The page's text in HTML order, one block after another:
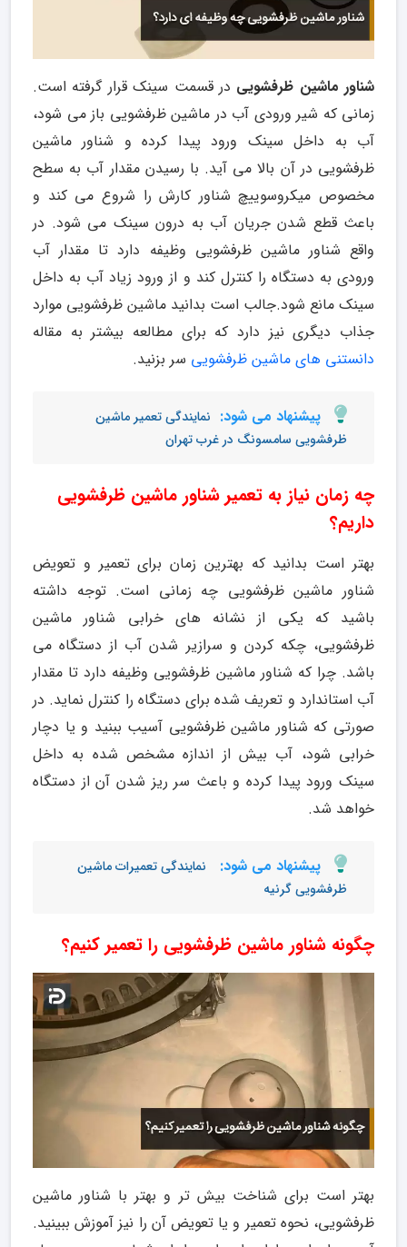
شناور ماشین ظرفشویی در قسمت سینک قرار گرفته است.
زمانی که شیر ورودی آب در ماشین ظرفشویی باز می شود،
آب به داخل سینک ورود پیدا کرده و شناور ماشین
ظرفشویی در آن بالا می آید. با رسیدن مقدار آب به سطح
مخصوص میکروسوییچ شناور کارش را شروع می کند و
باعث قطع شدن جریان آب به درون سینک می شود. در
واقع شناور ماشین ظرفشویی وظیفه دارد تا مقدار آب
ورودی به دستگاه را کنترل کند و از ورود زیاد آب به داخل
سینک مانع شود.جالب است بدانید ماشین ظرفشویی موارد
جذاب دیگری نیز دارد که برای مطالعه بیشتر به مقاله
دانستنی های ماشین ظرفشویی سر بزنید.
پیشنهاد می شود: نمایندگی تعمیر ماشین
ظرفشویی سامسونگ در غرب تهران
چه زمان نیاز به تعمیر شناور ماشین ظرفشویی
داریم؟
بهتر است بدانید که بهترین زمان برای تعمیر و تعویض
شناور ماشین ظرفشویی چه زمانی است. توجه داشته
باشید که یکی از نشانه های خرابی شناور ماشین
ظرفشویی، چکه کردن و سرازیر شدن آب از دستگاه می
باشد. چرا که شناور ماشین ظرفشویی وظیفه دارد تا مقدار
آب استاندارد و تعریف شده برای دستگاه را کنترل نماید. در
صورتی که شناور ماشین ظرفشویی آسیب ببنید و یا دچار
خرابی شود، آب بیش از اندازه مشخص شده به داخل
سینک ورود پیدا کرده و باعث سر ریز شدن آن از دستگاه
خواهد شد.
پیشنهاد می شود:
نمایندگی تعمیرات ماشین
ظرفشویی گرنیه
چگونه شناور ماشین ظرفشویی را تعمیر کنیم؟
بهتر است برای شناخت بیش تر و بهتر با شناور ماشین
ظرفشویی، نحوه تعمیر و یا تعویض آن را نیز آموزش ببینید.